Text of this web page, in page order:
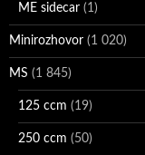
ME sidecar (1)
Minirozhovor (1 020)
MS (1 845)
125 ccm (19)
250 ccm (50)